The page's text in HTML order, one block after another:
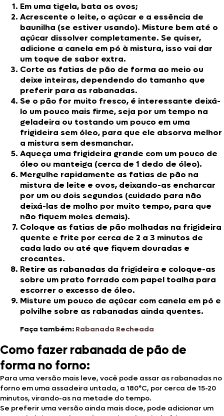
Em uma tigela, bata os ovos;
Acrescente o leite, o açúcar e a essência de
baunilha (se estiver usando). Misture bem até o
açúcar dissolver completamente. Se quiser,
adicione a canela em pó à mistura, isso vai dar
um toque de sabor extra.
Corte as fatias de pão de forma ao meio ou
deixe inteiras, dependendo do tamanho que
preferir para as rabanadas.
Se o pão for muito fresco, é interessante deixá-
lo um pouco mais firme, seja por um tempo na
geladeira ou tostando um pouco em uma
frigideira sem óleo, para que ele absorva melhor
a mistura sem desmanchar.
Aqueça uma frigideira grande com um pouco de
óleo ou manteiga (cerca de 1 dedo de óleo).
Mergulhe rapidamente as fatias de pão na
mistura de leite e ovos, deixando-as encharcar
por um ou dois segundos (cuidado para não
deixá-las de molho por muito tempo, para que
não fiquem moles demais).
Coloque as fatias de pão molhadas na frigideira
quente e frite por cerca de 2 a 3 minutos de
cada lado ou até que fiquem douradas e
crocantes.
Retire as rabanadas da frigideira e coloque-as
sobre um prato forrado com papel toalha para
escorrer o excesso de óleo.
Misture um pouco de açúcar com canela em pó e
polvilhe sobre as rabanadas ainda quentes.
Faça também: Rabanada Recheada
Como fazer rabanada de pão de
forma no forno:
Para uma versão mais leve, você pode assar as rabanadas no
forno em uma assadeira untada, a 180°C, por cerca de 15-20
minutos, virando-as na metade do tempo.
Se preferir uma versão ainda mais doce, pode adicionar um